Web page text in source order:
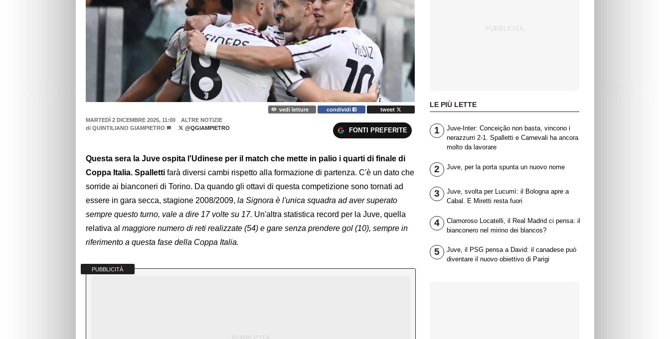
vedi letture condividi
tweet
MARTEDÌ 2 DICEMBRE 2025, 11:00
ALTRE NOTIZIE
di QUINTILIANO GIAMPIETRO @QGIAMPIETRO FONTI PREFERITE
Questa sera la Juve ospita l'Udinese per il match che mette in palio i quarti di finale di
Coppa Italia. Spalletti farà diversi cambi rispetto alla formazione di partenza. C'è un dato che
sorride ai bianconeri di Torino. Da quando gli ottavi di questa competizione sono tornati ad
essere in gara secca, stagione 2008/2009, la Signora è l'unica squadra ad aver superato
sempre questo turno, vale a dire 17 volte su 17. Un'altra statistica record per la Juve, quella
relativa al maggiore numero di reti realizzate (54) e gare senza prendere gol (10), sempre in
riferimento a questa fase della Coppa Italia.
PUBBLICITÀ
LE PIÙ LETTE
1
Juve-Inter: Conceição non basta, vincono i
nerazzurri 2-1. Spalletti e Carnevali ha ancora
molto da lavorare
2 Juve, per la porta spunta un nuovo nome
3
Juve, svolta per Lucumì: il Bologna apre a
Cabal. E Miretti resta fuori
4
Clamoroso Locatelli, il Real Madrid ci pensa: il
bianconero nel mirino dei blancos?
5
Juve, il PSG pensa a David: il canadese può
diventare il nuovo obiettivo di Parigi